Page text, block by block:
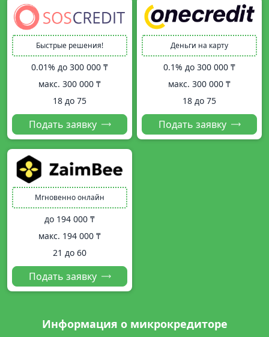
Быстрые решения!
0.01% до 300 000 ₸
макс. 300 000 ₸
18 до 75
Подать заявку
Деньги на карту
0.1% до 300 000 ₸
макс. 300 000 ₸
18 до 75
Подать заявку
Мгновенно онлайн
до 194 000 ₸
макс. 194 000 ₸
21 до 60
Подать заявку
Информация о микрокредиторе